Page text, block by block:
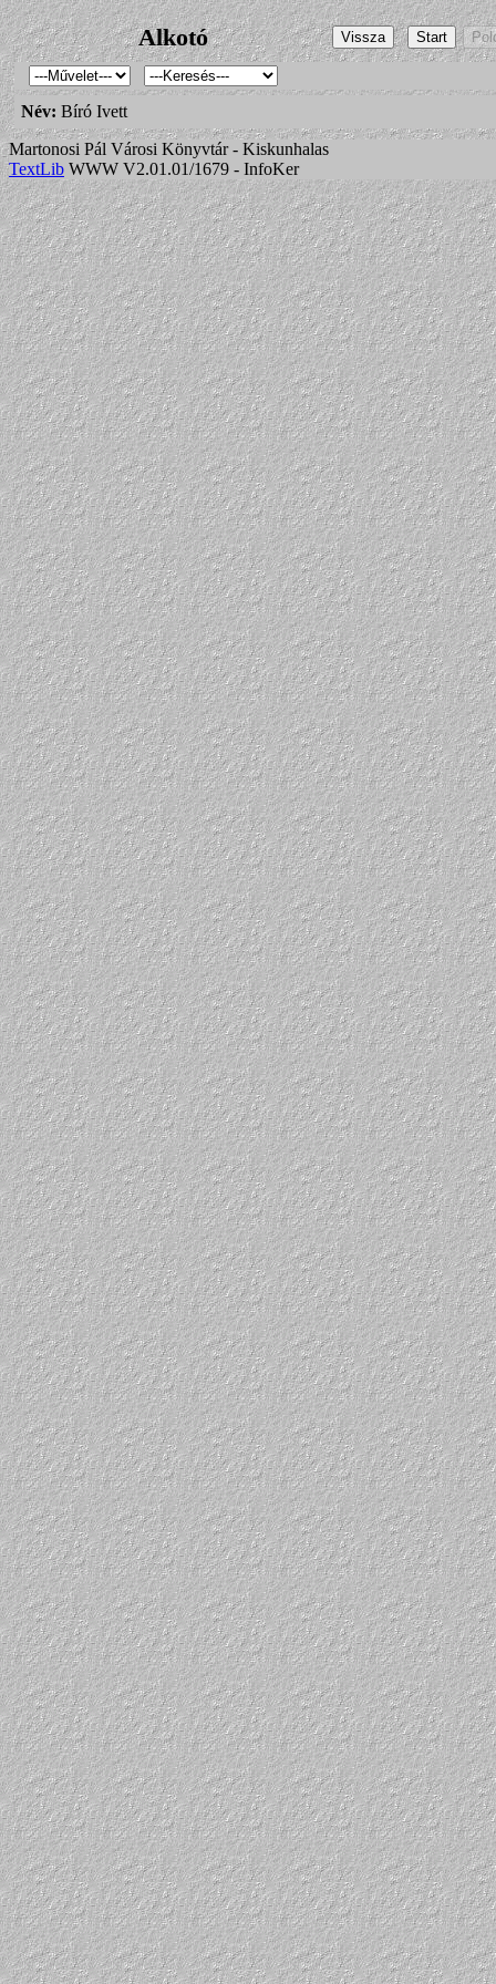
Alkotó
Név: Bíró Ivett
Martonosi Pál Városi Könyvtár - Kiskunhalas
TextLib WWW V2.01.01/1679 - InfoKer